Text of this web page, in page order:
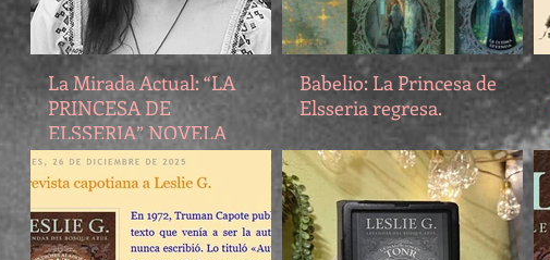
La Mirada Actual: “LA
PRINCESA DE
ELSSERIA” NOVELA
DE LA AUTORA LESLIE
G. EDITADO POR
TOROMÍTICO
Babelio: La Princesa de
Elsseria regresa.